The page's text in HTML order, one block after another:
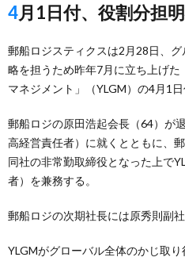
4月1日付、役割分担
郵船ロジスティクスは2月28日、
略を担うため昨年7月に立ち上げ
マネジメント」（YLGM）の4月1
郵船ロジの原田浩起会長（64）が
高経営責任者）に就くとともに、
同社の非常勤取締役となった上で
者）を兼務する。
郵船ロジの次期社長には原秀則副
YLGMがグローバル全体のかじ取